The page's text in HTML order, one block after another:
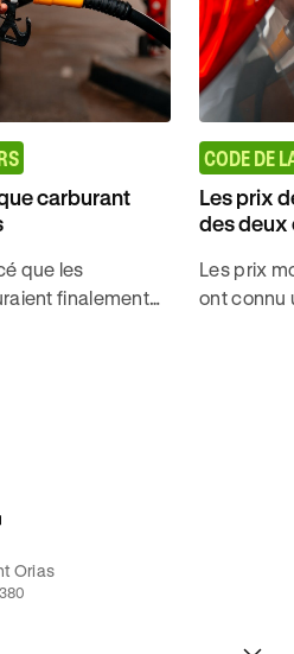
carburant
que les
finalement
CODE DE
Les prix
des deux
Les prix
ont connu
Orias